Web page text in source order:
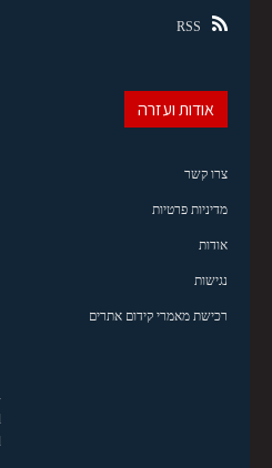
RSS
אודות ועזרה
צרו קשר
מדיניות פרטיות
אודות
נגישות
רכישת מאמרי קידום אתרים